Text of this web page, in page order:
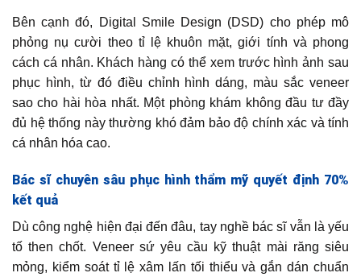
Bên cạnh đó, Digital Smile Design (DSD) cho phép mô
phỏng nụ cười theo tỉ lệ khuôn mặt, giới tính và phong
cách cá nhân. Khách hàng có thể xem trước hình ảnh sau
phục hình, từ đó điều chỉnh hình dáng, màu sắc veneer
sao cho hài hòa nhất. Một phòng khám không đầu tư đầy
đủ hệ thống này thường khó đảm bảo độ chính xác và tính
cá nhân hóa cao.
Bác sĩ chuyên sâu phục hình thẩm mỹ quyết định 70%
kết quả
Dù công nghệ hiện đại đến đâu, tay nghề bác sĩ vẫn là yếu
tố then chốt. Veneer sứ yêu cầu kỹ thuật mài răng siêu
mỏng, kiểm soát tỉ lệ xâm lấn tối thiểu và gắn dán chuẩn